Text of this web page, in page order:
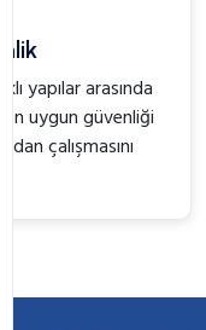
yapılar arasında
en uygun güvenliği
çalışmasını